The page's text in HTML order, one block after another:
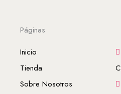
Páginas
Inicio
Tienda
Sobre Nosotros